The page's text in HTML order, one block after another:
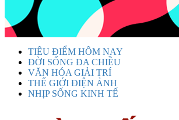
TIÊU ĐIỂM HÔM NAY
ĐỜI SỐNG ĐA CHIỀU
VĂN HÓA GIẢI TRÍ
THẾ GIỚI ĐIỆN ẢNH
NHỊP SỐNG KINH TẾ